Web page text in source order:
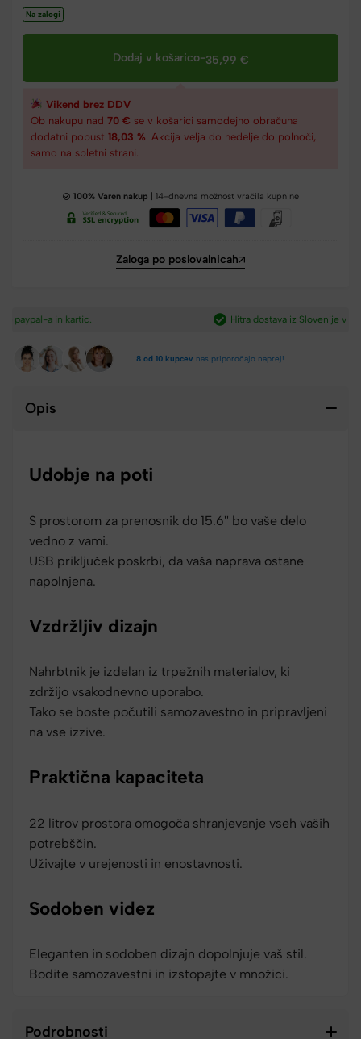
Na zalogi
Dodaj v košarico-35,99 €
Vikend brez DDV
Ob nakupu nad 70 € se v košarici samodejno obračuna
dodatni popust 18,03 % . Akcija velja do nedelje do polnoči,
samo na spletni strani.
100% Varen nakup | 14-dnevna možnost vračila kupnine
Zaloga po poslovalnicah
Hitra dostava iz Slovenije v 2-4 dneh.​
8 od 10 kupcev nas priporočajo naprej!
Opis
Udobje na poti
S prostorom za prenosnik do 15.6'' bo vaše delo
vedno z vami.
USB priključek poskrbi, da vaša naprava ostane
napolnjena.
Vzdržljiv dizajn
Nahrbtnik je izdelan iz trpežnih materialov, ki
zdržijo vsakodnevno uporabo.
Tako se boste počutili samozavestno in pripravljeni
na vse izzive.
Praktična kapaciteta
22 litrov prostora omogoča shranjevanje vseh vaših
potrebščin.
Uživajte v urejenosti in enostavnosti.
Sodoben videz
Eleganten in sodoben dizajn dopolnjuje vaš stil.
Bodite samozavestni in izstopajte v množici.
Podrobnosti